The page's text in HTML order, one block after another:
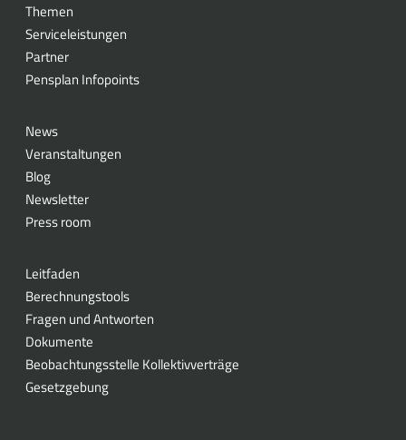
Themen
Serviceleistungen
Partner
Pensplan Infopoints
News
Veranstaltungen
Blog
Newsletter
Press room
Leitfaden
Berechnungstools
Fragen und Antworten
Dokumente
Beobachtungsstelle Kollektivverträge
Gesetzgebung